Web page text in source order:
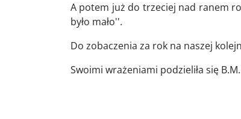
A potem już do trzeciej nad ranem
było mało''.
Do zobaczenia za rok na naszej
Swoimi wrażeniami podzieliła się B.M.